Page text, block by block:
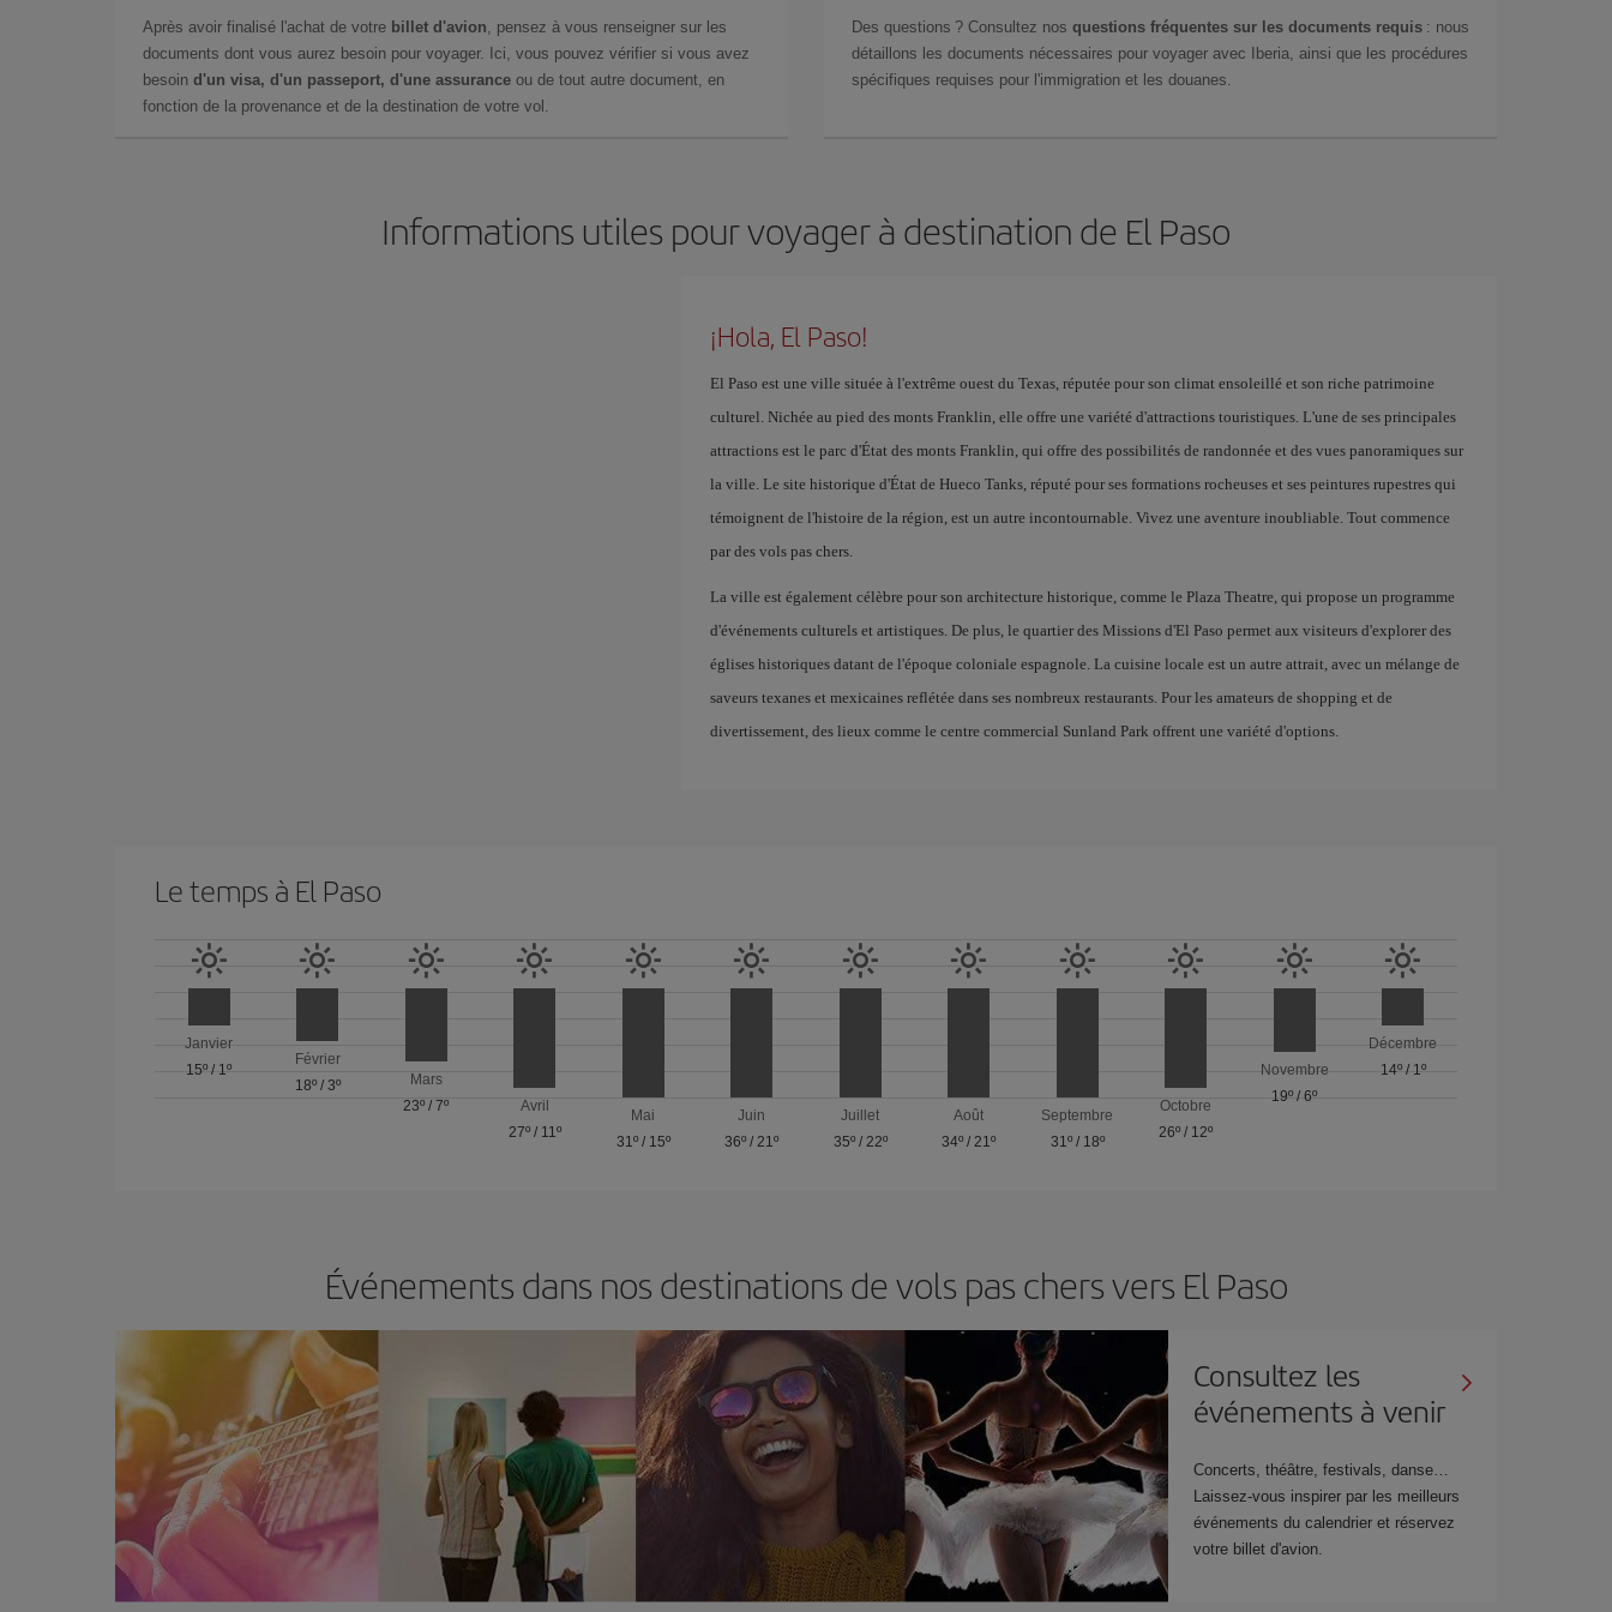
Après avoir finalisé l'achat de votre billet d'avion , pensez à vous renseigner sur les
documents dont vous aurez besoin pour voyager. Ici, vous pouvez vérifier si vous avez
besoin d'un visa, d'un passeport, d'une assurance ou de tout autre document, en
fonction de la provenance et de la destination de votre vol.
Des questions ? Consultez nos questions fréquentes sur les documents requis : nous
détaillons les documents nécessaires pour voyager avec Iberia, ainsi que les procédures
spécifiques requises pour l'immigration et les douanes.
Informations utiles pour voyager à destination de El Paso
¡Hola, El Paso!
El Paso est une ville située à l'extrême ouest du Texas, réputée pour son climat ensoleillé et son riche patrimoine
culturel. Nichée au pied des monts Franklin, elle offre une variété d'attractions touristiques. L'une de ses principales
attractions est le parc d'État des monts Franklin, qui offre des possibilités de randonnée et des vues panoramiques sur
la ville. Le site historique d'État de Hueco Tanks, réputé pour ses formations rocheuses et ses peintures rupestres qui
témoignent de l'histoire de la région, est un autre incontournable. Vivez une aventure inoubliable. Tout commence
par des vols pas chers.
La ville est également célèbre pour son architecture historique, comme le Plaza Theatre, qui propose un programme
d'événements culturels et artistiques. De plus, le quartier des Missions d'El Paso permet aux visiteurs d'explorer des
églises historiques datant de l'époque coloniale espagnole. La cuisine locale est un autre attrait, avec un mélange de
saveurs texanes et mexicaines reflétée dans ses nombreux restaurants. Pour les amateurs de shopping et de
divertissement, des lieux comme le centre commercial Sunland Park offrent une variété d'options.
Le temps à El Paso
Janvier
15º / 1º
Février
18º/ 3º
Mars
23º /7º
Avril
27º/ 11º
Mai
31º/ 15º
Juin
36º / 21º
Juillet
35º/ 22º
Août
34º / 21º
Septembre
31º/ 18º
Octobre
26º / 12º
Novembre
19º /6º
Décembre
14º/ 1º
Événements dans nos destinations de vols pas chers vers El Paso
Consultez les
événements à venir
Concerts, théâtre, festivals, danse…
Laissez-vous inspirer par les meilleurs
événements du calendrier et réservez
votre billet d'avion.